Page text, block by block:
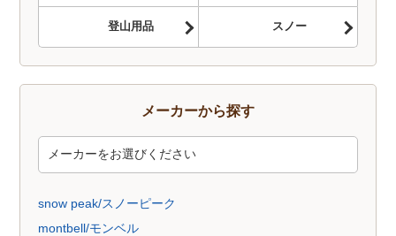
登山用品 スノー
メーカーから探す
snow peak/スノーピーク
montbell/モンベル